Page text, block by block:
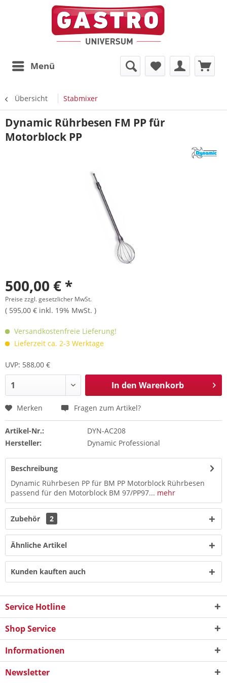
Menü
Übersicht Stabmixer
Dynamic Rührbesen FM PP für
Motorblock PP
500,00 € *
Preise zzgl. gesetzlicher MwSt.
( 595,00 € inkl. 19% MwSt. )
Versandkostenfreie Lieferung!
Lieferzeit ca. 2-3 Werktage
UVP: 588,00 €
In den Warenkorb
Merken Fragen zum Artikel?
Artikel-Nr.:
DYN-AC208
Hersteller:
Dynamic Professional
Beschreibung
Dynamic Rührbesen PP für BM PP Motorblock Rührbesen
passend für den Motorblock BM 97/PP97... mehr
Zubehör 2
Ähnliche Artikel
Kunden kauften auch
Service Hotline
Shop Service
Informationen
Newsletter